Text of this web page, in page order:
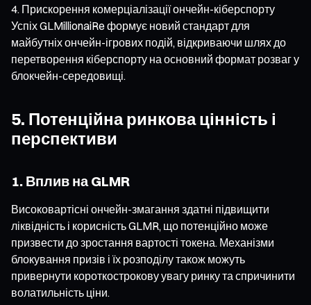
Прискорення комерціалізації ончейн-кіберспорту
Успіх GLMillionaiRe формує новий стандарт для
майбутніх ончейн-ігрових подій, відкриваючи шлях до
перетворення кіберспорту на основний формат розваг у
блокчейн-середовищі.
5. Потенційна ринкова цінність і
перспективи
1. Вплив на GLMR
Високовартісні ончейн-змагання здатні підвищити
ліквідність і корисність GLMR, що потенційно може
призвести до зростання вартості токена. Механізми
блокування призів і їх розподілу також можуть
привернути короткострокову увагу ринку та спричинити
волатильність ціни.